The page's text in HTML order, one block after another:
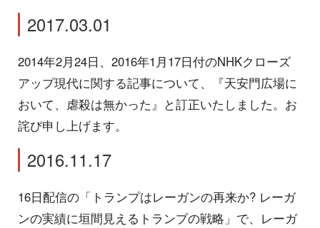
2017.03.01
2014年2月24日、2016年1月17日付のNHKクローズ
アップ現代に関する記事について、『天安門広場に
おいて、虐殺は無かった』と訂正いたしました。お
詫び申し上げます。
2016.11.17
16日配信の「トランプはレーガンの再来か? レーガ
ンの実績に垣間見えるトランプの戦略」で、レーガ